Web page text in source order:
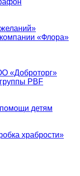
«Флора»
«Доброторг»
PBF
детям
храбрости»